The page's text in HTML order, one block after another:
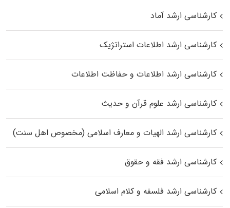
کارشناسی ارشد آماد
کارشناسی ارشد اطلاعات استراتژیک
کارشناسی ارشد اطلاعات و حفاظت اطلاعات
کارشناسی ارشد علوم قرآن و حدیث
کارشناسی ارشد الهیات و معارف اسلامی (مخصوص اهل سنت)
کارشناسی ارشد فقه و حقوق
کارشناسی ارشد فلسفه و کلام اسلامی